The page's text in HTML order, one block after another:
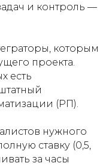
и контроль —
которым
проекта.
есть
(РП).
нужного
ставку (0,5,
за часы